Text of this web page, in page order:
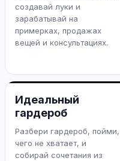
создавай луки и
зарабатывай на
примерках, продажах
вещей и консультациях.
Идеальный
гардероб
Разбери гардероб, пойми,
чего не хватает, и
собирай сочетания из